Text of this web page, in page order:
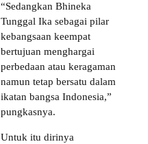
“Sedangkan Bhineka
Tunggal Ika sebagai pilar
kebangsaan keempat
bertujuan menghargai
perbedaan atau keragaman
namun tetap bersatu dalam
ikatan bangsa Indonesia,”
pungkasnya.
Untuk itu dirinya